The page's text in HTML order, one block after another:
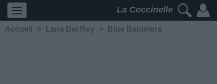
La Coccinelle
Accueil > Lana Del Rey > Blue Banisters